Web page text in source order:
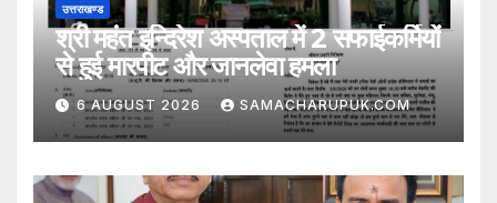
उत्तराखण्ड
श्री महंत इन्दिरेश अस्पताल में 2 सफाईकर्मियों
से हुई मारपीट और जानलेवा हमला
6 AUGUST 2026 SAMACHARUPUK.COM